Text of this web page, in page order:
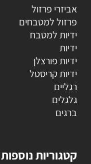
אביזרי פרזול
פרזול למטבחים
ידיות למטבח
ידיות
ידיות פורצלן
ידיות קריסטל
רגליים
גלגלים
ברגים
קטגוריות נוספות